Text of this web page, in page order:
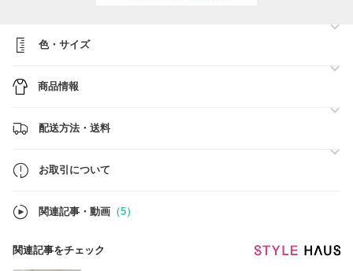
同じ商品を複数枚ご購入される場合、カート画面の「ご要望・ご相談」
の欄にてカラーとサイズの詳細をご記入ください。
当店で取り扱う商品は、全て大手百貨店や正規取扱店など、信頼できる
店舗からのみ仕入れております。
発送後の配送スケジュールは配送業者や現地の状況により異なるため、
5. 商品の発送について
が発送され次第、追跡番号をお知らせいたしますので、配送状況をご確
認いただけます。
ご注文後のキャンセルおよびオプション変更は一切受け付けておりませ
色・サイズ
商品情報
配送方法・送料
お取引について
関連記事・動画 （5）
関連記事をチェック